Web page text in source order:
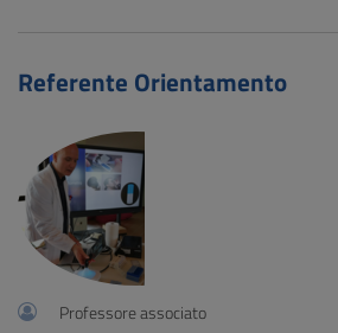
Referente Orientamento
Professore associato